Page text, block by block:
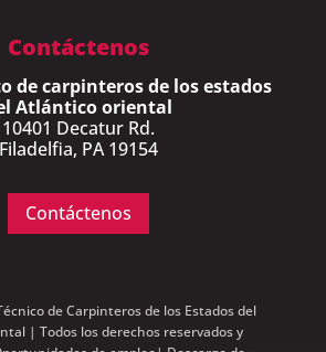
Contáctenos
de carpinteros de los estados
Atlántico oriental
10401 Decatur Rd.
Filadelfia, PA 19154
Contáctenos
de Carpinteros de los Estados del
| Todos los derechos reservados y